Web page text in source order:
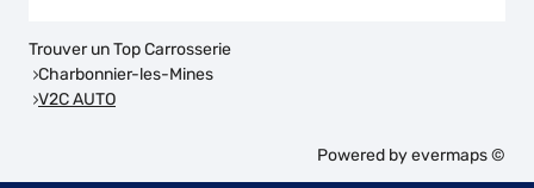
Trouver un Top Carrosserie
Charbonnier-les-Mines
V2C AUTO
Powered byevermaps ©